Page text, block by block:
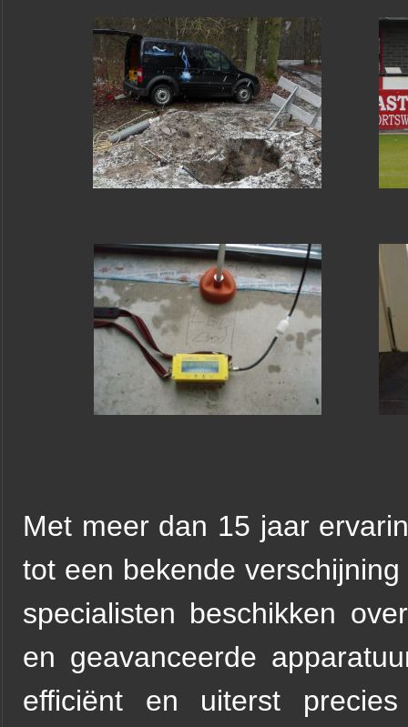
Met meer dan 15 jaar
tot een bekende
specialisten beschikken
en geavanceerde
efficiënt en uiterst